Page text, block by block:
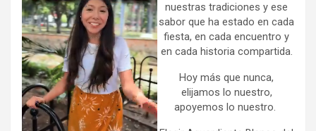
nuestras tradiciones y ese
sabor que ha estado en cada
fiesta, en cada encuentro y
en cada historia compartida.
Hoy más que nunca,
elijamos lo nuestro,
apoyemos lo nuestro.